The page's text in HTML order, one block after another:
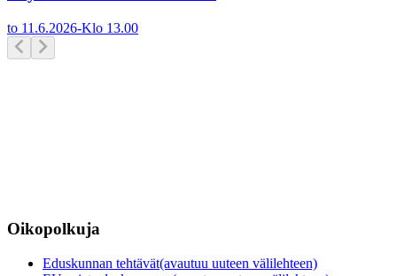
to 11.6.2026-Klo 13.00
Oikopolkuja
Eduskunnan tehtävät(avautuu uuteen välilehteen)